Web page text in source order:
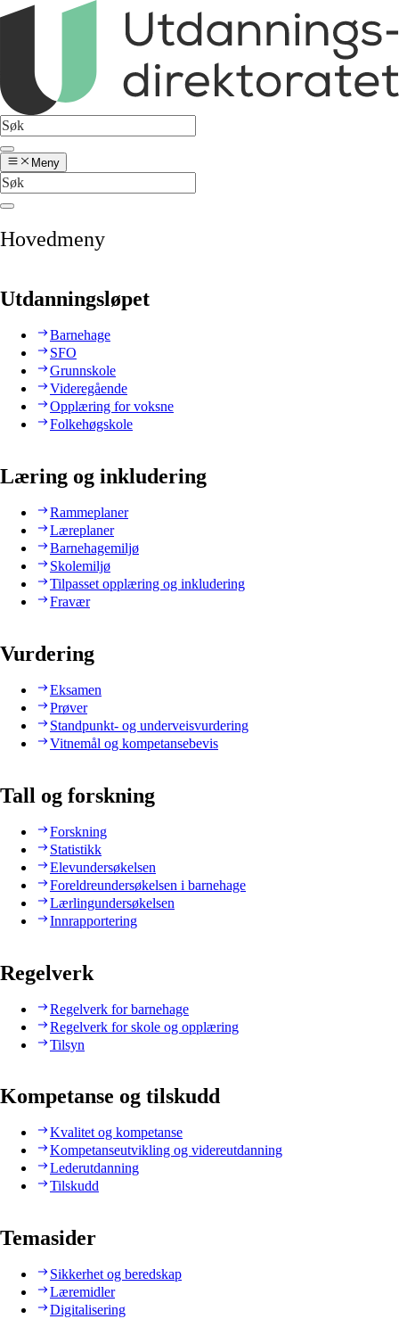
Meny
Hovedmeny
Utdanningsløpet
Barnehage
SFO
Grunnskole
Videregående
Opplæring for voksne
Folkehøgskole
Læring og inkludering
Rammeplaner
Læreplaner
Barnehagemiljø
Skolemiljø
Tilpasset opplæring og inkludering
Fravær
Vurdering
Eksamen
Prøver
Standpunkt- og underveisvurdering
Vitnemål og kompetansebevis
Tall og forskning
Forskning
Statistikk
Elevundersøkelsen
Foreldreundersøkelsen i barnehage
Lærlingundersøkelsen
Innrapportering
Regelverk
Regelverk for barnehage
Regelverk for skole og opplæring
Tilsyn
Kompetanse og tilskudd
Kvalitet og kompetanse
Kompetanseutvikling og videreutdanning
Lederutdanning
Tilskudd
Temasider
Sikkerhet og beredskap
Læremidler
Digitalisering